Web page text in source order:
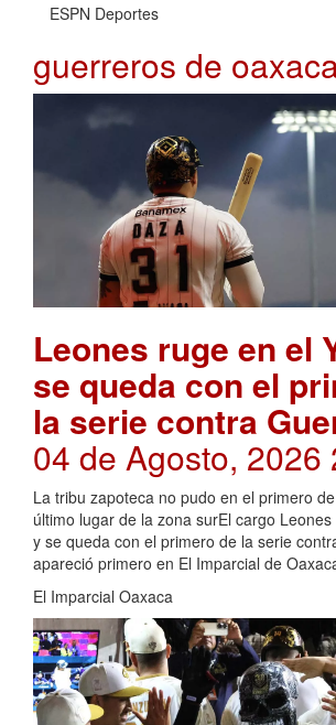
ESPN Deportes
guerreros de
Leones ruge en el
se queda con el
la serie contra
04 de Agosto, 2026
La tribu zapoteca no pudo en el primero
último lugar de la zona surEl cargo Leones
y se queda con el primero de la serie
apareció primero en El Imparcial de
El Imparcial Oaxaca